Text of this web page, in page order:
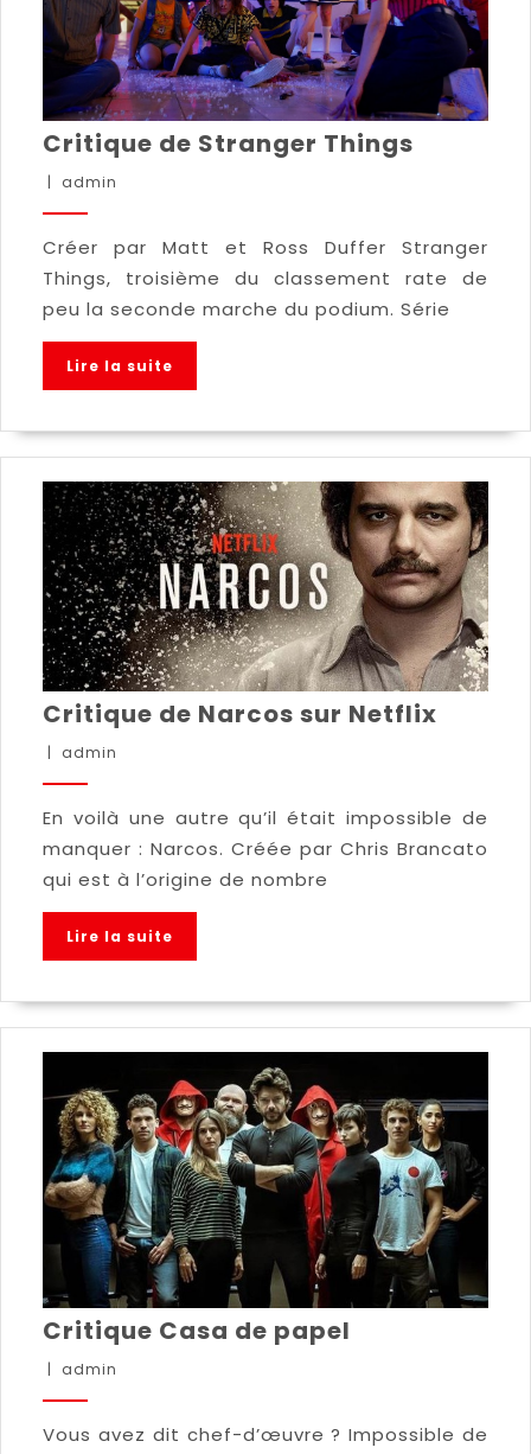
Critique de Stranger Things
| admin
Créer par Matt et Ross Duffer Stranger
Things, troisième du classement rate de
peu la seconde marche du podium. Série
Lire la suite
Critique de Narcos sur Netflix
| admin
En voilà une autre qu’il était impossible de
manquer : Narcos. Créée par Chris Brancato
qui est à l’origine de nombre
Lire la suite
Critique Casa de papel
| admin
Vous avez dit chef-d’œuvre ? Impossible de